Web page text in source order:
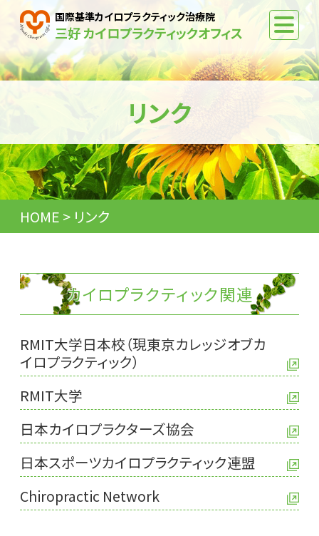
国際基準カイロプラクティック治療院
三好 カイロプラクティックオフィス
リンク
HOME リンク
カイロプラクティック関連
RMIT大学日本校（現東京カレッジオブカ
イロプラクティック）
RMIT大学
日本カイロプラクターズ協会
日本スポーツカイロプラクティック連盟
Chiropractic Network